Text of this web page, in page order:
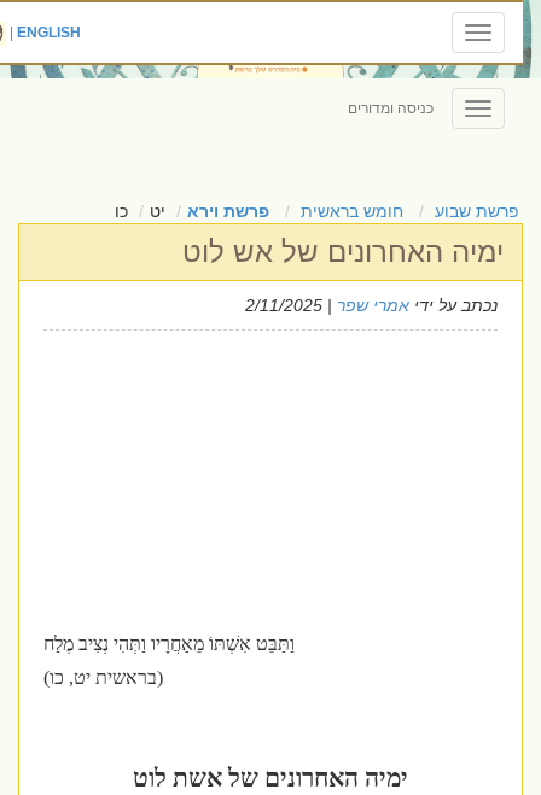
Toggle
navigation
ENGLISH
|
Toggle
navigation
כניסה ומדורים
פרשת שבוע חומש בראשית פרשת וירא יט כו
ימיה האחרונים של אש לוט
נכתב על ידיאמרי שפר| 2/11/2025
וַתַּבֵּט אִשְׁתּוֹ מֵאַחֲרָיו וַתְּהִי נְצִיב מֶלַח
(בראשית יט, כו)
ימיה האחרונים של אשת לוט